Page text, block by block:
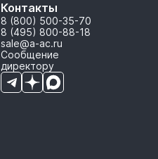
Контакты
8 (800) 500-35-70
8 (495) 800-88-18
sale@a-ac.ru
Сообщение
директору